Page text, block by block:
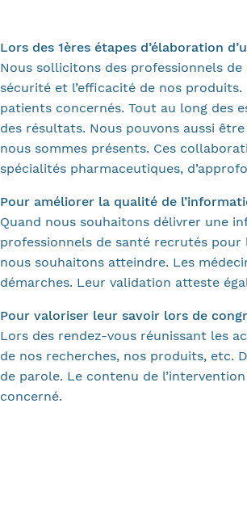
Lors des 1ères étapes d’élaboration
Nous sollicitons des professionnels
sécurité et l’efficacité de nos
patients concernés. Tout au long des
des résultats. Nous pouvons aussi
nous sommes présents. Ces
spécialités pharmaceutiques,
Pour améliorer la qualité de
Quand nous souhaitons délivrer une
professionnels de santé recrutés
nous souhaitons atteindre. Les
démarches. Leur validation atteste
Pour valoriser leur savoir lors de
Lors des rendez-vous réunissant les
de nos recherches, nos produits, etc.
de parole. Le contenu de
concerné.